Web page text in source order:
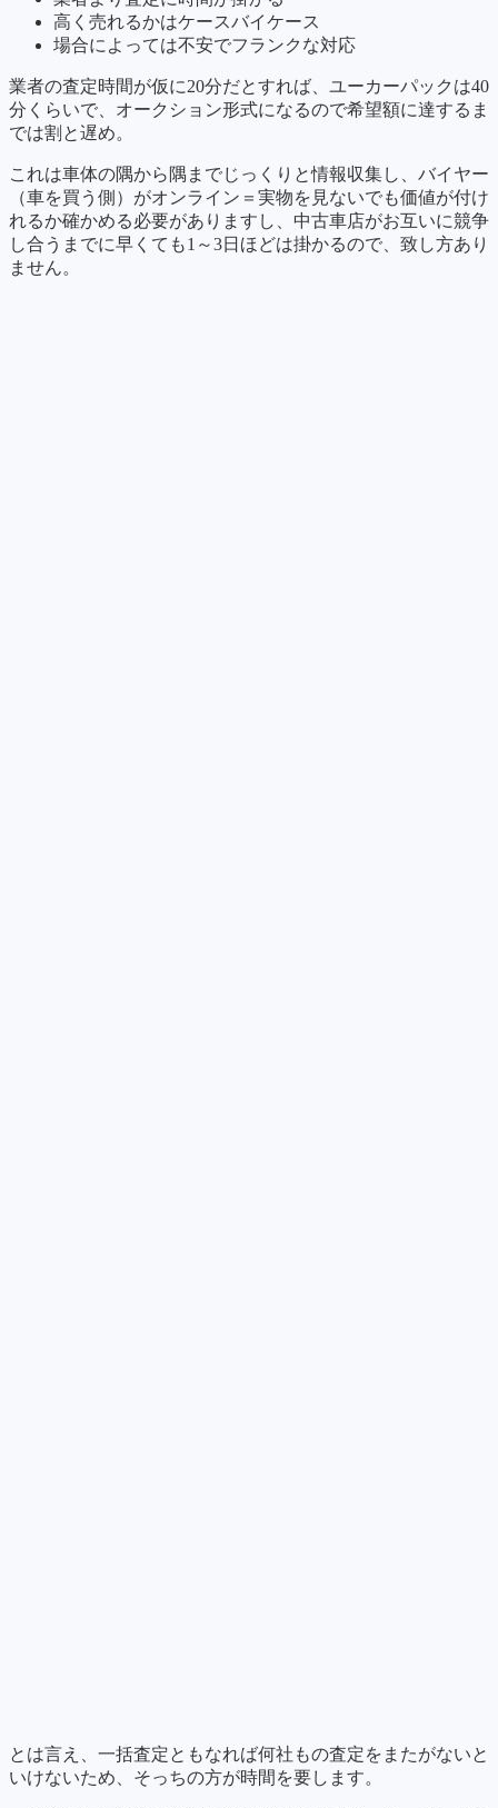
高く売れるかはケースバイケース
場合によっては不安でフランクな対応
業者の査定時間が仮に20分だとすれば、ユーカーパックは40
分くらいで、オークション形式になるので希望額に達するま
では割と遅め。
これは車体の隅から隅までじっくりと情報収集し、バイヤー
（車を買う側）がオンライン＝実物を見ないでも価値が付け
れるか確かめる必要がありますし、中古車店がお互いに競争
し合うまでに早くても1～3日ほどは掛かるので、致し方あり
ません。
とは言え、一括査定ともなれば何社もの査定をまたがないと
いけないため、そっちの方が時間を要します。